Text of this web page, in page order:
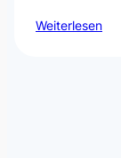
Weiterlesen